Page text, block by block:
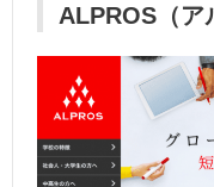
ALPROS（ア